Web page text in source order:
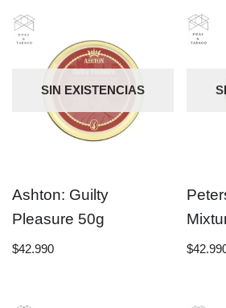
SIN EXISTENCIAS
Ashton: Guilty
Pleasure 50g
$42.990 $